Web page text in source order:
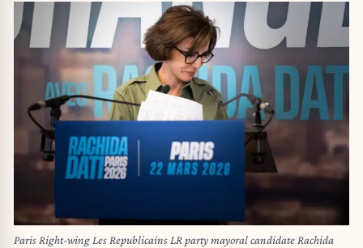
Paris Right-wing Les Republicains LR party mayoral candidate Rachida